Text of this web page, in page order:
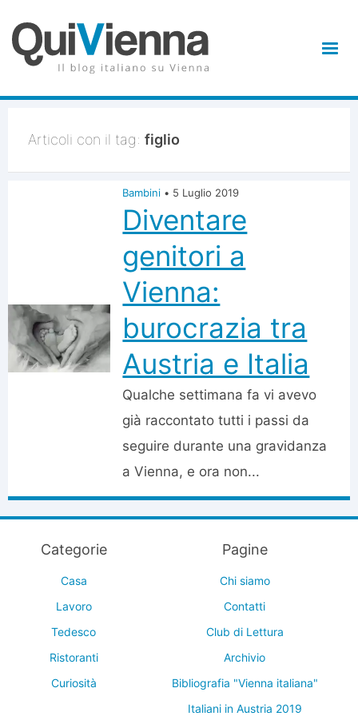
Articoli con il tag: figlio
Bambini • 5 Luglio 2019
Diventare
genitori a
Vienna:
burocrazia tra
Austria e Italia
Qualche settimana fa vi avevo
già raccontato tutti i passi da
seguire durante una gravidanza
a Vienna, e ora non...
Categorie
Casa
Lavoro
Tedesco
Ristoranti
Curiosità
Pagine
Chi siamo
Contatti
Club di Lettura
Archivio
Bibliografia "Vienna italiana"
Italiani in Austria 2019